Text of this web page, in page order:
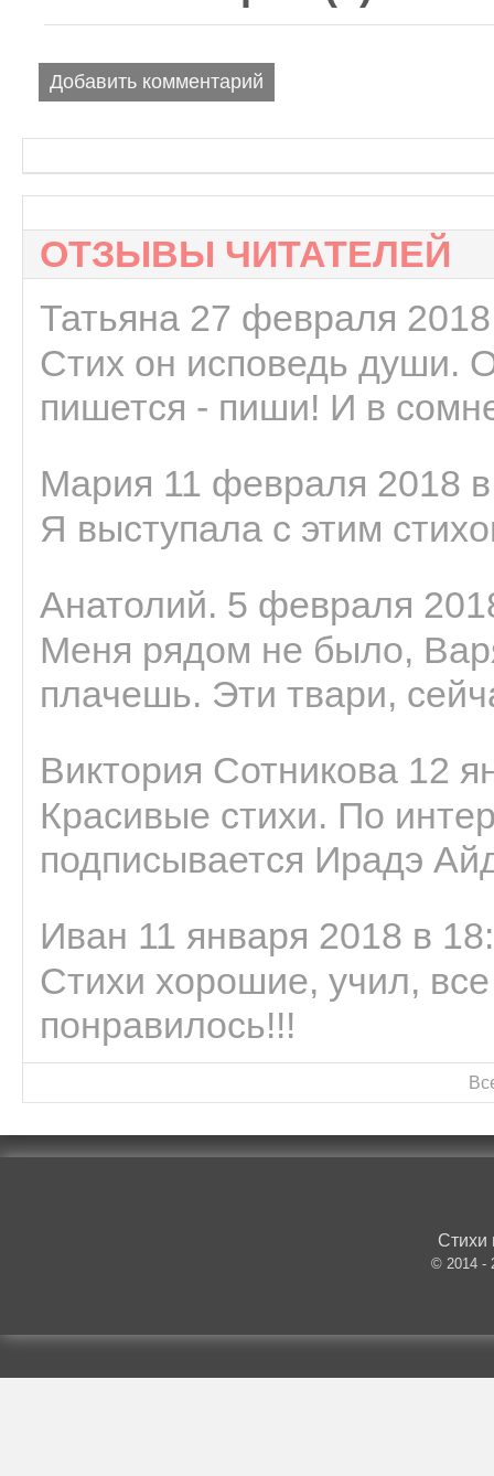
Добавить комментарий
ОТЗЫВЫ ЧИТАТЕЛЕЙ
Татьяна 27 февраля
Стих он исповедь души.
пишется - пиши! И в
Мария 11 февраля 2018
Я выступала с этим
Анатолий. 5 февраля
Меня рядом не было,
плачешь. Эти твари,
Виктория Сотникова 12
Красивые стихи. По
подписывается Ирадэ
Иван 11 января 2018 в
Стихи хорошие, учил,
понравилось!!!
Стихи
© 2014 -